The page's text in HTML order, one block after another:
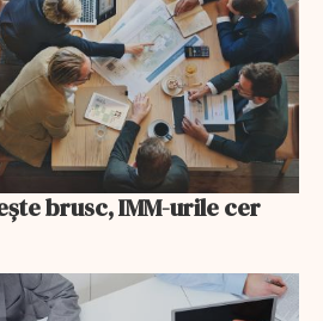
brusc, IMM-urile cer